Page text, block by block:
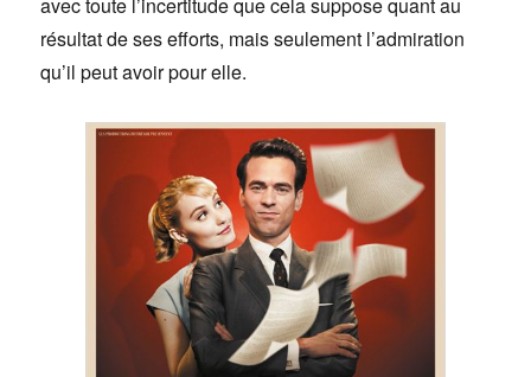
résultat de ses efforts, mais seulement l’admiration
qu’il peut avoir pour elle.